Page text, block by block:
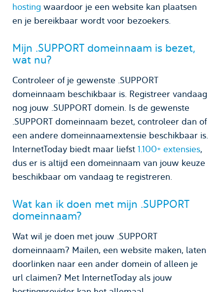
hosting waardoor je een website kan plaatsen
en je bereikbaar wordt voor bezoekers.
Mijn .SUPPORT domeinnaam is bezet,
wat nu?
Controleer of je gewenste .SUPPORT
domeinnaam beschikbaar is. Registreer vandaag
nog jouw .SUPPORT domein. Is de gewenste
.SUPPORT domeinnaam bezet, controleer dan of
een andere domeinnaamextensie beschikbaar is.
InternetToday biedt maar liefst 1.100+ extensies,
dus er is altijd een domeinnaam van jouw keuze
beschikbaar om vandaag te registreren.
Wat kan ik doen met mijn .SUPPORT
domeinnaam?
Wat wil je doen met jouw .SUPPORT
domeinnaam? Mailen, een website maken, laten
doorlinken naar een ander domein of alleen je
url claimen? Met InternetToday als jouw